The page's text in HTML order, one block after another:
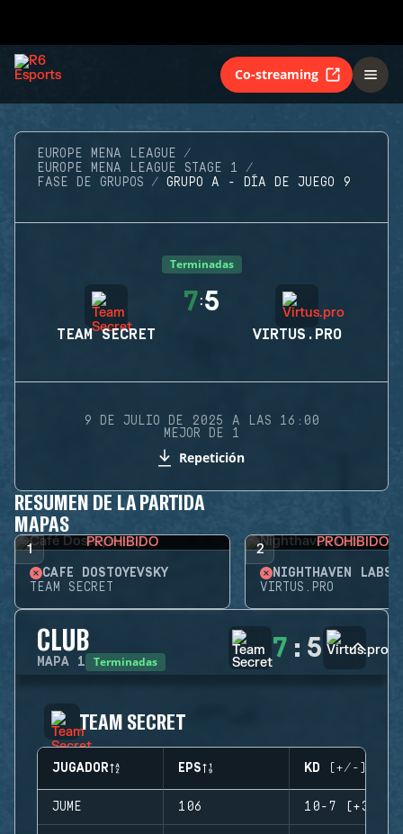
Co-streaming
EUROPE MENA LEAGUE
EUROPE MENA LEAGUE STAGE 1
FASE DE GRUPOS
GRUPO A - DÍA DE JUEGO 9
Terminadas
TEAM SECRET
7:5
VIRTUS.PRO
9 DE JULIO DE 2025 A LAS 16:00
MEJOR DE 1
Repetición
RESUMEN DE LA PARTIDA
MAPAS
1 PROHIBIDO
CAFÉ DOSTOYEVSKY
TEAM SECRET
2 PROHIBIDO
NIGHTHAVEN LABS
VIRTUS.PRO
CLUB
MAPA 1 Terminadas 7 : 5
TEAM SECRET
JUGADOR EPS KD (+/-)
JUME 106 10-7 (+3)